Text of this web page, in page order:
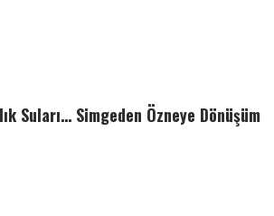
Suları… Simgeden Özneye Dönüşüm